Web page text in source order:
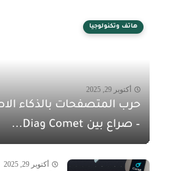
هاتف وتكنولوجيا
أكتوبر 29, 2025
– صراع بين Comet وDia...
أكتوبر 29, 2025